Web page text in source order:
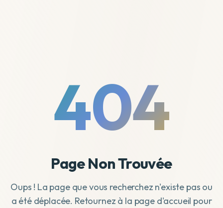
404
Page Non Trouvée
Oups ! La page que vous recherchez n'existe pas ou
a été déplacée. Retournez à la page d'accueil pour